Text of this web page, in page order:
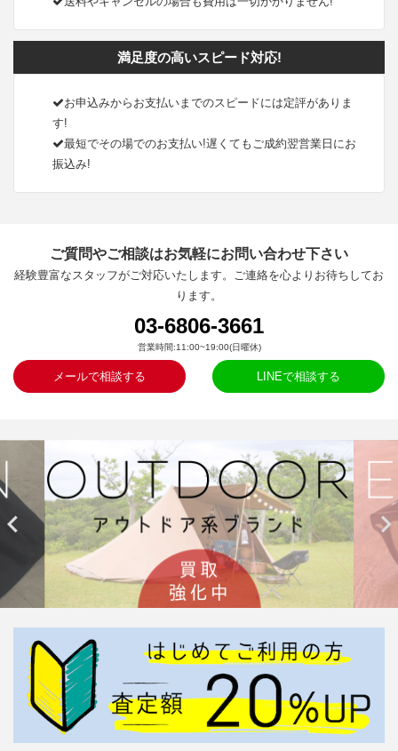
満足度の高いスピード対応!
お申込みからお支払いまでのスピードには定評がありま
す!
最短でその場でのお支払い!遅くてもご成約翌営業日にお
振込み!
ご質問やご相談はお気軽にお問い合わせ下さい
経験豊富なスタッフがご対応いたします。ご連絡を心よりお待ちしてお
ります。
03-6806-3661
営業時間:11:00~19:00(日曜休)
メールで相談する LINEで相談する
 